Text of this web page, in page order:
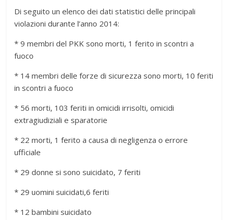
Di seguito un elenco dei dati statistici delle principali
violazioni durante l’anno 2014:
* 9 membri del PKK sono morti, 1 ferito in scontri a
fuoco
* 14 membri delle forze di sicurezza sono morti, 10 feriti
in scontri a fuoco
* 56 morti, 103 feriti in omicidi irrisolti, omicidi
extragiudiziali e sparatorie
* 22 morti, 1 ferito a causa di negligenza o errore
ufficiale
* 29 donne si sono suicidato, 7 feriti
* 29 uomini suicidati,6 feriti
* 12 bambini suicidato